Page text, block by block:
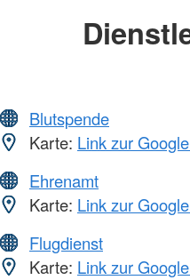
Blutspende
Karte: Link zur
Ehrenamt
Karte: Link zur
Flugdienst
Karte: Link zur